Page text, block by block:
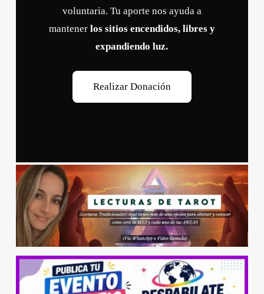
voluntaria. Tu aporte nos ayuda a
mantener los sitios encendidos, libres y
expandiendo luz.
Realizar Donación